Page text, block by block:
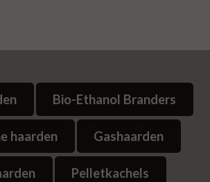
Bio-Ethanol Branders
haarden Gashaarden
Pelletkachels